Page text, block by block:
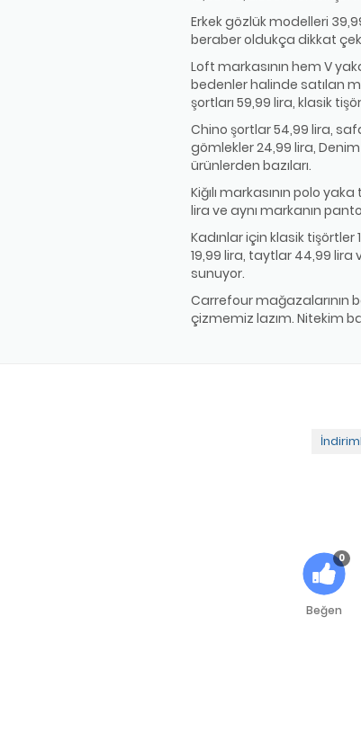
Erkek gözlük modelleri
beraber oldukça dikkat
Loft markasının hem V
bedenler halinde satılan
şortları 59,99 lira, klasik
Chino şortlar 54,99 lira,
gömlekler 24,99 lira,
ürünlerden bazıları.
Kiğılı markasının polo
lira ve aynı markanın
Kadınlar için klasik tişörtler
19,99 lira, taytlar 44,99 lira
sunuyor.
Carrefour mağazalarının
çizmemiz lazım. Nitekim
0
Beğen